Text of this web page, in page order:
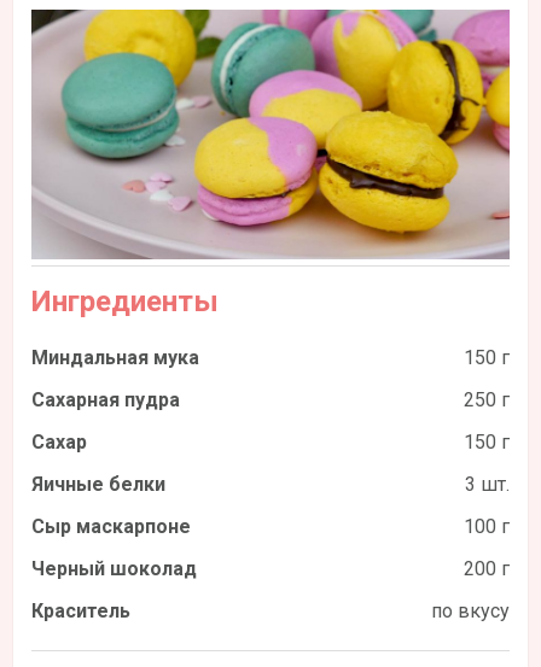
Ингредиенты
Миндальная мука
150 г
Сахарная пудра
250 г
Сахар
150 г
Яичные белки
3 шт.
Сыр маскарпоне
100 г
Черный шоколад
200 г
Краситель
по вкусу